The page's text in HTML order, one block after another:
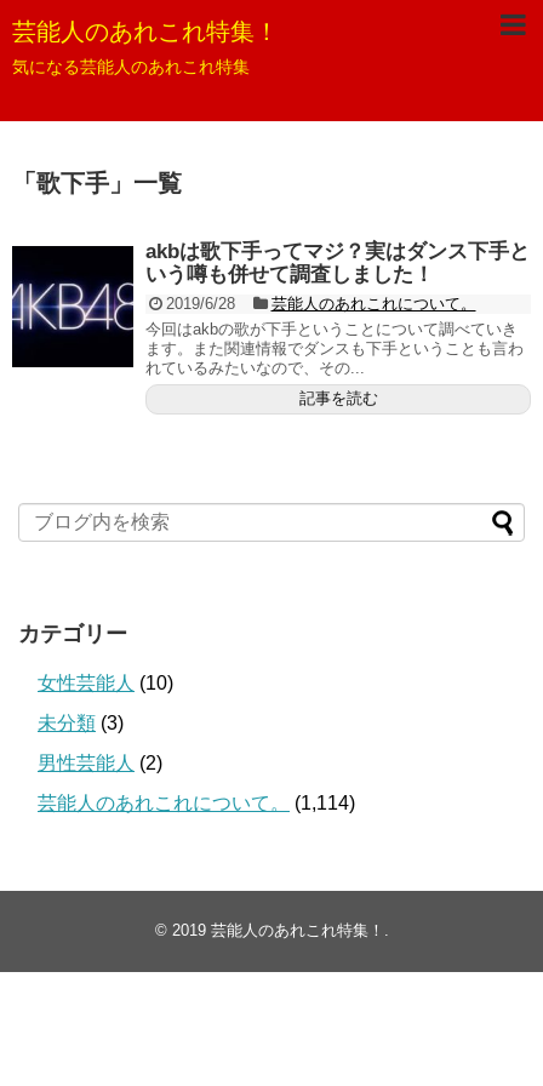
芸能人のあれこれ特集！
気になる芸能人のあれこれ特集
「 歌下手 」 一覧
akbは歌下手ってマジ？実はダンス下手と
いう噂も併せて調査しました！
2019/6/28
芸能人のあれこれについて。
今回はakbの歌が下手ということについて調べていき
ます。また関連情報でダンスも下手ということも言わ
れているみたいなので、その...
記事を読む
カテゴリー
女性芸能人 (10)
未分類 (3)
男性芸能人 (2)
芸能人のあれこれについて。
(1,114)
© 2019 芸能人のあれこれ特集！